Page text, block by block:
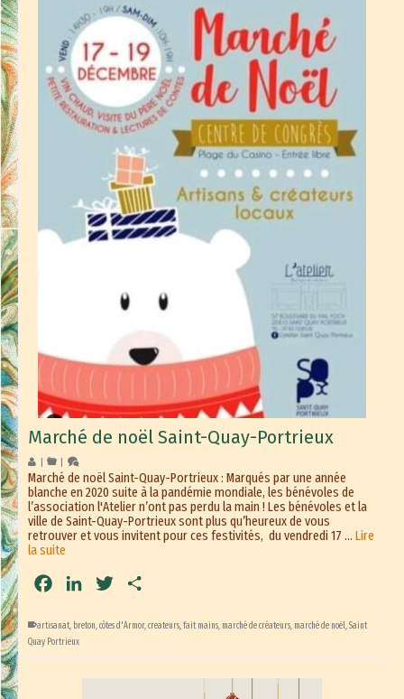
Marché de noël Saint-Quay-Portrieux
Marché de noël Saint-Quay-Portrieux : Marqués par une année
blanche en 2020 suite à la pandémie mondiale, les bénévoles de
l’association l'Atelier n’ont pas perdu la main ! Les bénévoles et la
ville de Saint-Quay-Portrieux sont plus qu’heureux de vous
retrouver et vous invitent pour ces festivités, du vendredi 17 … Lire
la suite
FacebookLinkedInTwitter
artisanat, breton,côtes d'Armor,createurs,fait mains, marché de créateurs, marché de noël,Saint
Quay Portrieux